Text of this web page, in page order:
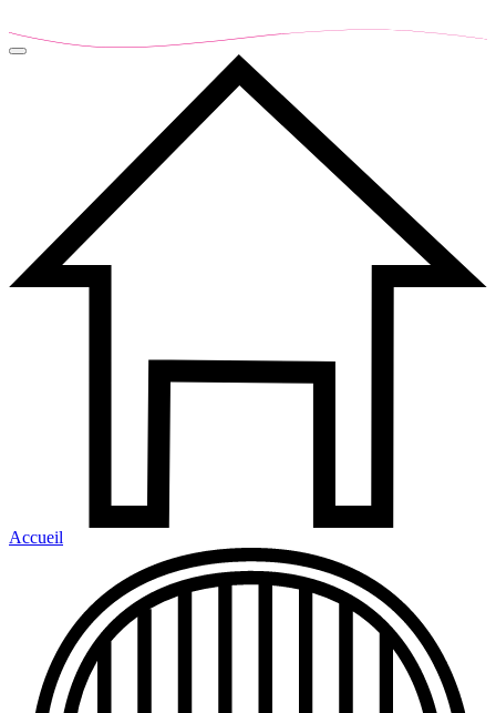
Accueil